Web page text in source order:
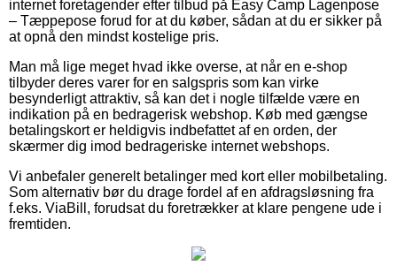
internet foretagender efter tilbud på Easy Camp Lagenpose
– Tæppepose forud for at du køber, sådan at du er sikker på
at opnå den mindst kostelige pris.
Man må lige meget hvad ikke overse, at når en e-shop
tilbyder deres varer for en salgspris som kan virke
besynderligt attraktiv, så kan det i nogle tilfælde være en
indikation på en bedragerisk webshop. Køb med gængse
betalingskort er heldigvis indbefattet af en orden, der
skærmer dig imod bedrageriske internet webshops.
Vi anbefaler generelt betalinger med kort eller mobilbetaling.
Som alternativ bør du drage fordel af en afdragsløsning fra
f.eks. ViaBill, forudsat du foretrækker at klare pengene ude i
fremtiden.